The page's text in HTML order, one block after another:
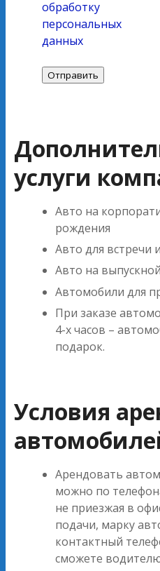
обработку
персональных
данных
услуги
Авто на
рождения
Авто для встречи
Авто на
Автомобили для
При заказе
4-х часов –
подарок.
Условия
Арендовать
можно по
не приезжая в
подачи, марку
контактный
сможете